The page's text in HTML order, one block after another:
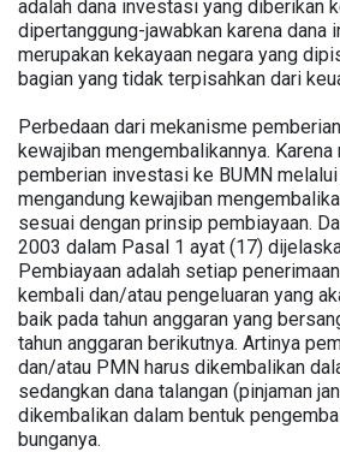
adalah dana investasi yang diberikan
dipertanggung-jawabkan karena
merupakan kekayaan negara yang
bagian yang tidak terpisahkan dari
Perbedaan dari mekanisme
kewajiban mengembalikannya.
pemberian investasi ke BUMN
mengandung kewajiban
sesuai dengan prinsip pembiayaan.
2003 dalam Pasal 1 ayat (17)
Pembiayaan adalah setiap
kembali dan/atau pengeluaran yang
baik pada tahun anggaran yang
tahun anggaran berikutnya. Artinya
dan/atau PMN harus dikembalikan
sedangkan dana talangan (pinjaman
dikembalikan dalam bentuk
bunganya.